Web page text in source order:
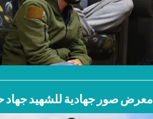
معرض صور جهادية للشهيد جهاد